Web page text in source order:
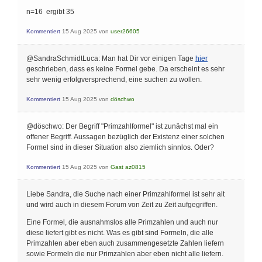
\text { (29) }(15)
n=16 ergibt 35
Kommentiert 15 Aug 2025 von user26605
@SandraSchmidtLuca: Man hat Dir vor einigen Tage hier
geschrieben, dass es keine Formel gebe. Da erscheint es sehr
sehr wenig erfolgversprechend, eine suchen zu wollen.
Kommentiert 15 Aug 2025 von döschwo
@döschwo: Der Begriff "Primzahlformel" ist zunächst mal ein
offener Begriff. Aussagen bezüglich der Existenz einer solchen
Formel sind in dieser Situation also ziemlich sinnlos. Oder?
Kommentiert 15 Aug 2025 von Gast az0815
Liebe Sandra, die Suche nach einer Primzahlformel ist sehr alt
und wird auch in diesem Forum von Zeit zu Zeit aufgegriffen.
Eine Formel, die ausnahmslos alle Primzahlen und auch nur
diese liefert gibt es nicht. Was es gibt sind Formeln, die alle
Primzahlen aber eben auch zusammengesetzte Zahlen liefern
sowie Formeln die nur Primzahlen aber eben nicht alle liefern.